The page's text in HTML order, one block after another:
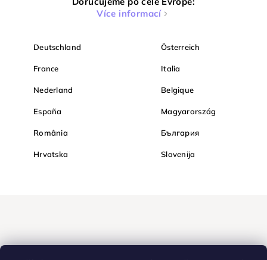
Více informací
Deutschland Österreich
France Italia
Nederland Belgique
España Magyarország
România България
Hrvatska Slovenija